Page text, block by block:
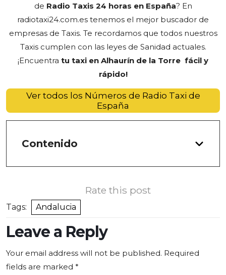
de Radio Taxis 24 horas en España? En
radiotaxi24.com.es tenemos el mejor buscador de
empresas de Taxis. Te recordamos que todos nuestros
Taxis cumplen con las leyes de Sanidad actuales.
¡Encuentra tu taxi en Alhaurín de la Torre fácil y
rápido!
Ver todos los Números de Radio Taxi de
España
Contenido
Rate this post
Tags: Andalucia
Leave a Reply
Your email address will not be published. Required
fields are marked *